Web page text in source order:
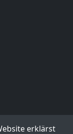
erklärst